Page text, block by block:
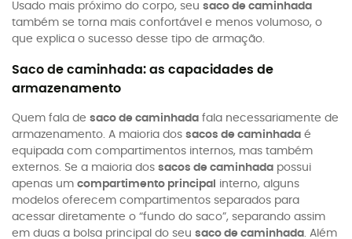
Usado mais próximo do corpo, seu saco de caminhada
também se torna mais confortável e menos volumoso, o
que explica o sucesso desse tipo de armação.
Saco de caminhada: as capacidades de
armazenamento
Quem fala de saco de caminhada fala necessariamente de
armazenamento. A maioria dos sacos de caminhada é
equipada com compartimentos internos, mas também
externos. Se a maioria dos sacos de caminhada possui
apenas um compartimento principal
interno, alguns
modelos oferecem compartimentos separados para
acessar diretamente o “fundo do saco”, separando assim
em duas a bolsa principal do seu saco de caminhada. Além